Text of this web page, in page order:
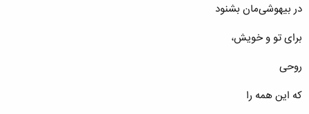
در بيهوشی‌مان بشنود
برای تو و خويش،
روحی
که اين همه را